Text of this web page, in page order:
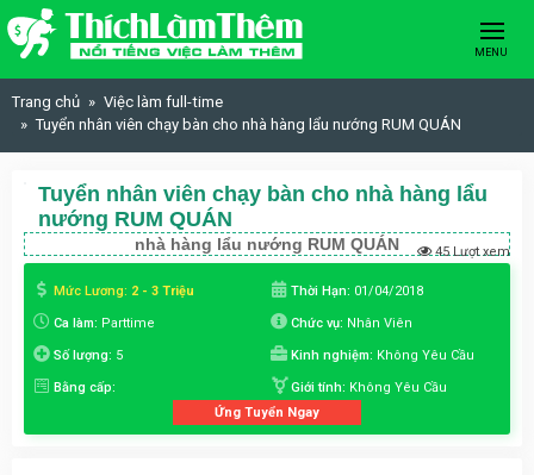
Skip to content
MENU
Trang chủ
Việc làm full-time
Tuyển nhân viên chạy bàn cho nhà hàng lẩu nướng RUM QUÁN
Tuyển nhân viên chạy bàn cho nhà hàng lẩu
nướng RUM QUÁN
nhà hàng lẩu nướng RUM QUÁN 45 Lượt xem
Mức Lương: 2 - 3 Triệu Thời Hạn: 01/04/2018
Ca làm: Parttime Chức vụ: Nhân Viên
Số lượng: 5 Kinh nghiệm: Không Yêu Cầu
Bằng cấp: Giới tính: Không Yêu Cầu
Ứng Tuyển Ngay